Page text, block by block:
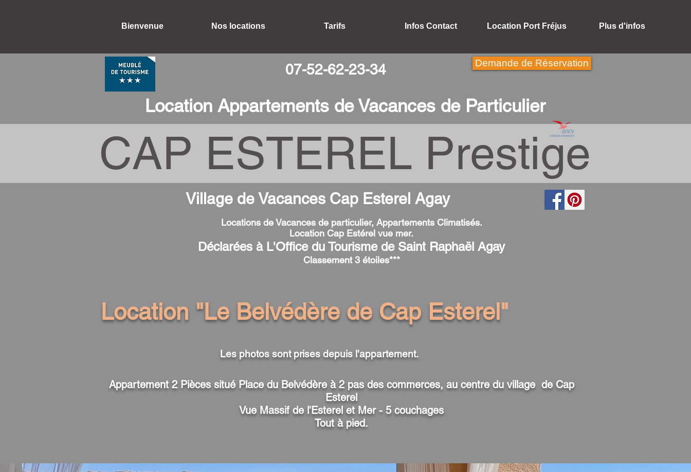
Bienvenue Nos locations Tarifs Infos Contact Location Port Fréjus Plus d'infos
07-52-62-23-34 Demande de Réservation
Location Appartements de Vacances de Particulier
CAP ESTEREL Prestige
Village de Vacances Cap Esterel Agay
Locations de Vacances de particulier, Appartements Climatisés.
Location Cap Estérel vue mer.
Déclarées à L'Office du Tourisme de Saint Raphaël Agay
Classement 3 étoiles***
Location "Le Belvédère de Cap Esterel"
Les photos sont prises depuis l'appartement.
Appartement 2 Pièces situé Place du Belvédère à 2 pas des commerces, au centre du village de Cap
Esterel
Vue Massif de l'Esterel et Mer - 5 couchages
Tout à pied.